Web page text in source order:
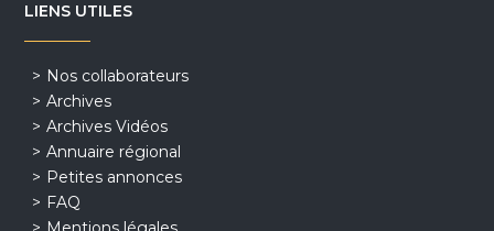
LIENS UTILES
Nos collaborateurs
Archives
Archives Vidéos
Annuaire régional
Petites annonces
FAQ